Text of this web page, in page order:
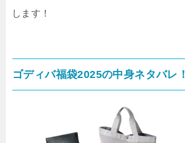
します！
ゴディバ福袋2025の中身ネタバレ！